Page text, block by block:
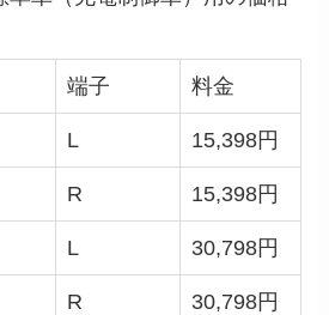
端子 料金
L 15,398円
R 15,398円
L 30,798円
R 30,798円